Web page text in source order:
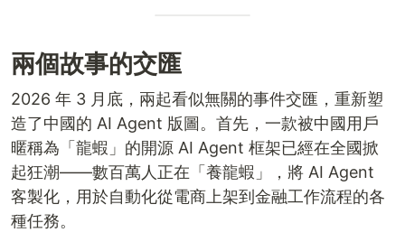
兩個故事的交匯
2026 年 3 月底，兩起看似無關的事件交匯，重新塑
造了中國的 AI Agent 版圖。首先，一款被中國用戶
暱稱為「龍蝦」的開源 AI Agent 框架已經在全國掀
起狂潮——數百萬人正在「養龍蝦」，將 AI Agent
客製化，用於自動化從電商上架到金融工作流程的各
種任務。